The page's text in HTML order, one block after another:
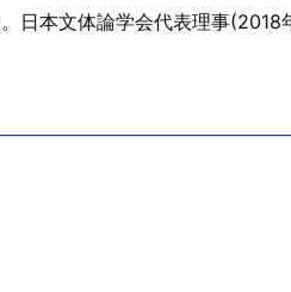
日本文体論学会代表理事(2018